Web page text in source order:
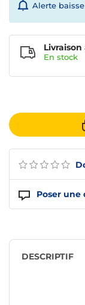
Poser une
Alerte
En stock
DESCRIPTIF